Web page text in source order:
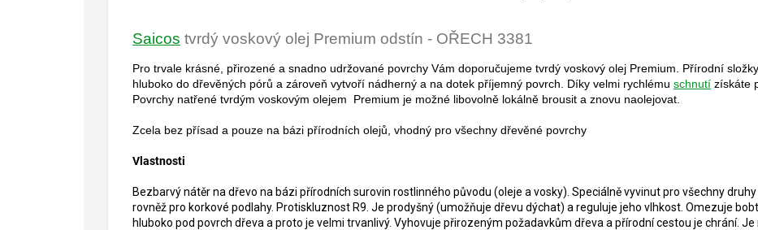
Saicos tvrdý voskový olej Premium odstín - OŘECH 3381
Pro trvale krásné, přirozené a snadno udržované povrchy Vám doporučujeme tvrdý voskový olej Premium. Přírodní
hluboko do dřevěných pórů a zároveň vytvoří nádherný a na dotek příjemný povrch. Díky velmi rychlému schnutí získáte
Povrchy natřené tvrdým voskovým olejem Premium je možné libovolně lokálně brousit a znovu naolejovat.
Zcela bez přísad a pouze na bázi přírodních olejů, vhodný pro všechny dřevěné povrchy
Vlastnosti
Bezbarvý nátěr na dřevo na bázi přírodních surovin rostlinného původu (oleje a vosky). Speciálně vyvinut pro všechny
rovněž pro korkové podlahy. Protiskluznost R9. Je prodyšný (umožňuje dřevu dýchat) a reguluje jeho vlhkost. Omezuje
hluboko pod povrch dřeva a proto je velmi trvanlivý. Vyhovuje přirozeným požadavkům dřeva a přírodní cestou je chrání.